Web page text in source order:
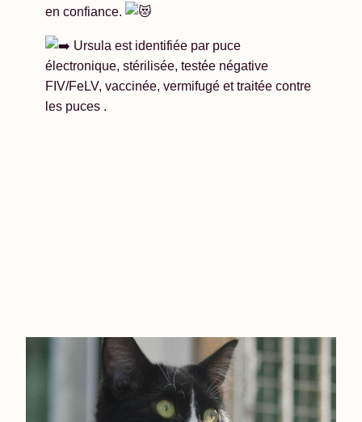
en confiance.
Ursula est identifiée par puce
électronique, stérilisée, testée négative
FIV/FeLV, vaccinée, vermifugé et traitée contre
les puces .